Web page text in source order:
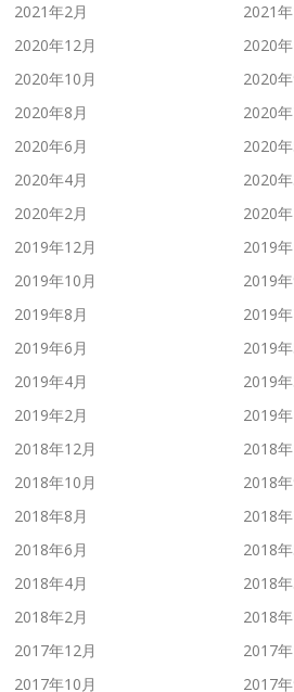
2021年2月
2021
2020年12月
2020
2020年10月
2020
2020年8月
2020
2020年6月
2020
2020年4月
2020
2020年2月
2020
2019年12月
2019
2019年10月
2019
2019年8月
2019
2019年6月
2019
2019年4月
2019
2019年2月
2019
2018年12月
2018
2018年10月
2018
2018年8月
2018
2018年6月
2018
2018年4月
2018
2018年2月
2018
2017年12月
2017
2017年10月
2017